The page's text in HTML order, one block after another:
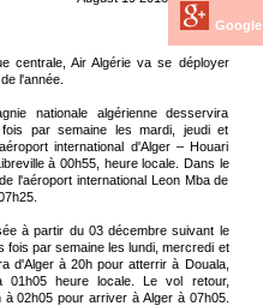
Google
centrale, Air Algérie va se déployer
l'année.
nationale algérienne desservira
par semaine les mardi, jeudi et
international d'Alger – Houari
à 00h55, heure locale. Dans le
l'aéroport international Leon Mba de
à partir du 03 décembre suivant le
fois par semaine les lundi, mercredi et
d'Alger à 20h pour atterrir à Douala,
01h05 heure locale. Le vol retour,
02h05 pour arriver à Alger à 07h05.